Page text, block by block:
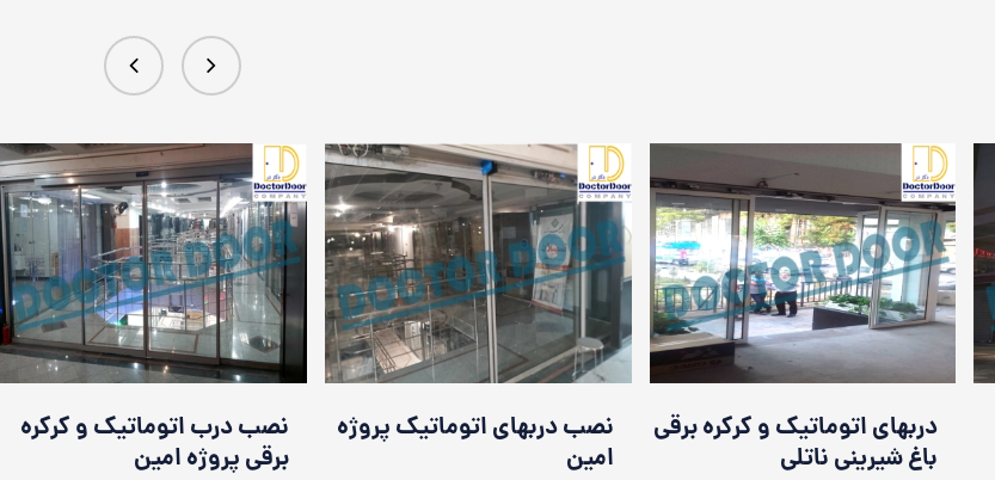
نصب دربهای اتوماتیک پروژه
امین
دربهای اتوماتیک و کرکره برقی
باغ شیرینی ناتلی
درب اتوماتیک کرو بازاربزرگ
مهستان